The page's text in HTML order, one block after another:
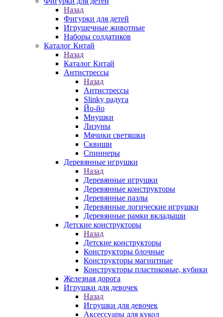
Назад
Фигурки для детей
Игрушечные животные
Наборы солдатиков
Каталог Китай
Назад
Каталог Китай
Антистрессы
Назад
Антистрессы
Slinky радуга
Йо-йо
Мнушки
Лизуны
Мячики светяшки
Сквиши
Спиннеры
Деревянные игрушки
Назад
Деревянные игрушки
Деревянные конструкторы
Деревянные пазлы
Деревянные логические игрушки
Деревянные рамки вкладыши
Детские конструкторы
Назад
Детские конструкторы
Конструкторы блочные
Конструкторы магнитные
Конструкторы пластиковые, кубики
Железная дорога
Игрушки для девочек
Назад
Игрушки для девочек
Аксессуары для кукол